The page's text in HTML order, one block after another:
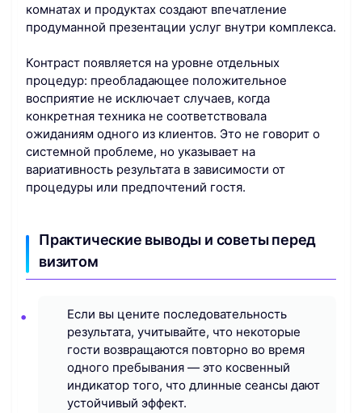
комнатах и продуктах создают впечатление
продуманной презентации услуг внутри комплекса.
Контраст появляется на уровне отдельных
процедур: преобладающее положительное
восприятие не исключает случаев, когда
конкретная техника не соответствовала
ожиданиям одного из клиентов. Это не говорит о
системной проблеме, но указывает на
вариативность результата в зависимости от
процедуры или предпочтений гостя.
Практические выводы и советы перед
визитом
Если вы цените последовательность
результата, учитывайте, что некоторые
гости возвращаются повторно во время
одного пребывания — это косвенный
индикатор того, что длинные сеансы дают
устойчивый эффект.